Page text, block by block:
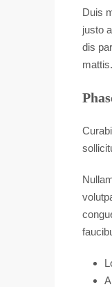
Duis
justo
dis
mattis.